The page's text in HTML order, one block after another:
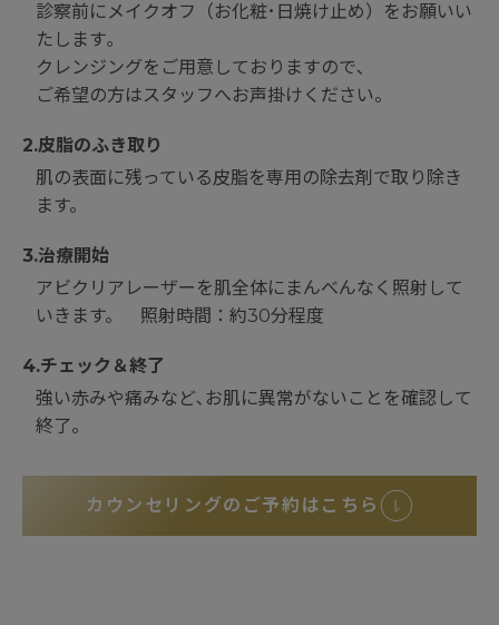
診察前にメイクオフ（お化粧･日焼け止め）をお願いい
たします｡
クレンジングをご用意しておりますので､
ご希望の方はスタッフへお声掛けください。
2.皮脂のふき取り
肌の表面に残っている皮脂を専用の除去剤で取り除き
ます。
3.治療開始
アビクリアレーザーを肌全体にまんべんなく照射して
いきます。 照射時間：約30分程度
4.チェック＆終了
強い赤みや痛みなど､お肌に異常がないことを確認して
終了。
カウンセリングのご予約はこちら